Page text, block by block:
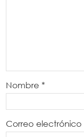
Nombre *
Correo electrónico